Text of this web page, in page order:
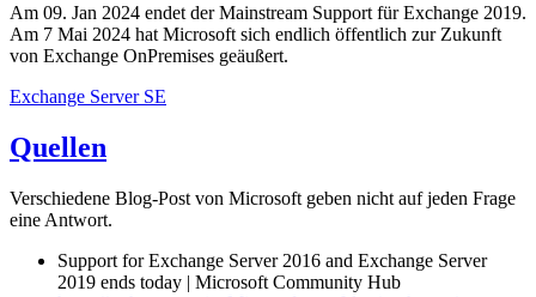
Am 09. Jan 2024 endet der Mainstream Support für Exchange 2019.
Am 7 Mai 2024 hat Microsoft sich endlich öffentlich zur Zukunft
von Exchange OnPremises geäußert.
Exchange Server SE
Quellen
Verschiedene Blog-Post von Microsoft geben nicht auf jeden Frage
eine Antwort.
Support for Exchange Server 2016 and Exchange Server
2019 ends today | Microsoft Community Hub